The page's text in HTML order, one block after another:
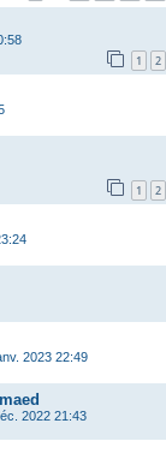
1 2
1 2
2023 22:49
2022 21:43